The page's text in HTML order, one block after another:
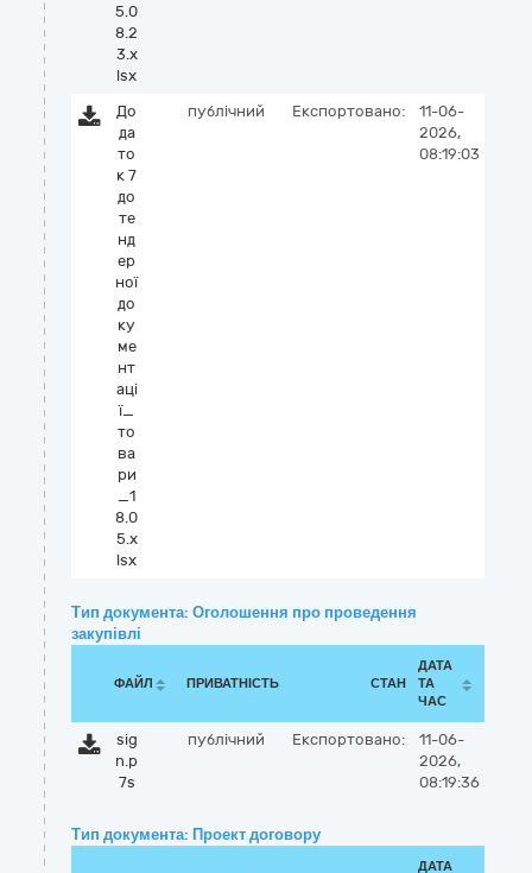
5.0
8.2
3.x
lsx
До
да
то
к 7
до
те
нд
ер
ної
до
ку
ме
нт
аці
ї_
то
ва
ри
_1
8.0
5.x
lsx
публічний Експортовано:
11-06-
2026,
08:19:03
Тип документа: Оголошення про проведення
закупівлі
ФАЙЛ ПРИВАТНІСТЬ СТАН
ДАТА
ТА
ЧАС
sig
n.p
7s
публічний Експортовано:
11-06-
2026,
08:19:36
Тип документа: Проект договору
ДАТА